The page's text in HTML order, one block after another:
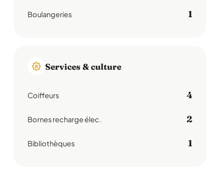
Boulangeries 1
Services & culture
Coiffeurs 4
Bornes recharge élec. 2
Bibliothèques 1